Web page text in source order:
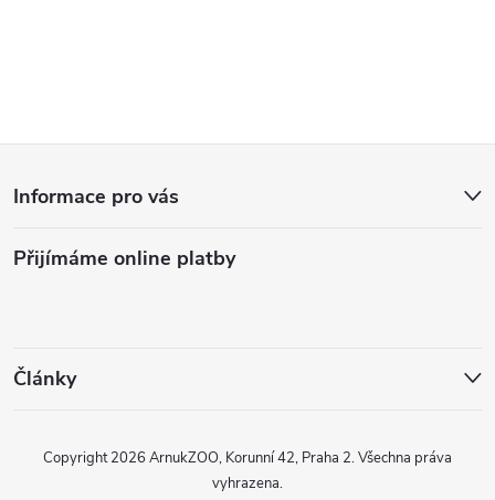
d
a
p
p
Informace pro vás
Přijímáme online platby
Články
Copyright 2026 ArnukZOO, Korunní 42, Praha 2. Všechna práva
vyhrazena.